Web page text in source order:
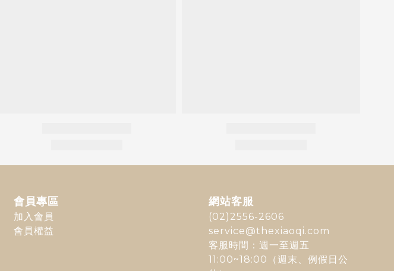
會員專區
加入會員
會員權益
網站客服
(02)2556-2606
service@thexiaoqi.com
客服時間：週一至週五
11:00~18:00（週末、例假日公